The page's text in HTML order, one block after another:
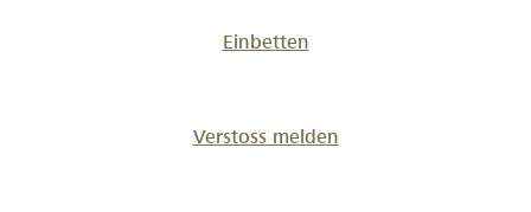
Einbetten
Verstoss melden